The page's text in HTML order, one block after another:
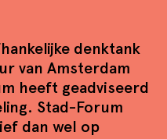
denktank
van Amsterdam
heeft geadviseerd
Stad-Forum
dan wel op